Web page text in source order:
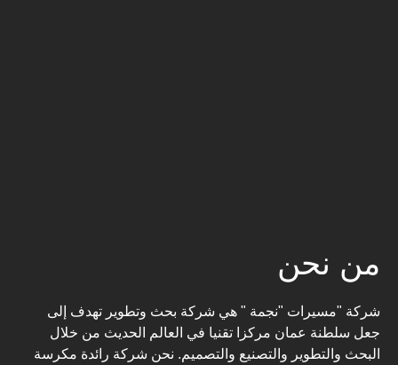
من نحن
شركة "مسيرات "نجمة " هي شركة بحث وتطوير تهدف إلى
جعل سلطنة عمان مركزا تقنيا في العالم الحديث من خلال
البحث والتطوير والتصنيع والتصميم. نحن شركة رائدة مكرسة